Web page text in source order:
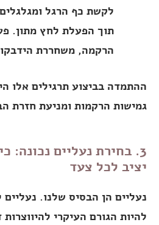
לקשת כף הרגל
תוך הפעלת לחץ מתון.
הרקמה, משחררת
ההתמדה בביצוע תרגילים אלו
גמישות הרקמות ומניעת חזרת
3. בחירת נעליים נכונה:
יציב לכל צעד
נעליים הן הבסיס שלנו. נעליים
להיות הגורם העיקרי